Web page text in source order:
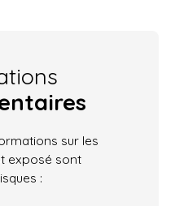
sur les
exposé sont
: